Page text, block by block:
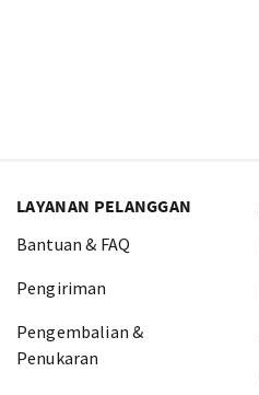
LAYANAN PELANGGAN
Bantuan & FAQ
Pengiriman
Pengembalian &
Penukaran